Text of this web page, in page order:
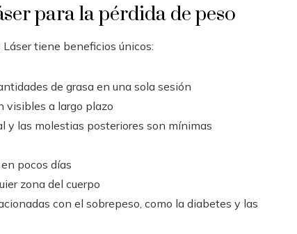
para la pérdida de peso
tiene beneficios únicos:
de grasa en una sola sesión
visibles a largo plazo
y las molestias posteriores son mínimas
pocos días
zona del cuerpo
con el sobrepeso, como la diabetes y las